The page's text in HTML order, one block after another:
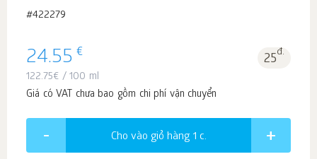
#422279
24.55 € 25đ.
122.75€ / 100 ml
Giá có VAT chưa bao gồm chi phí vận chuyển
Cho vào giỏ hàng 1 c.